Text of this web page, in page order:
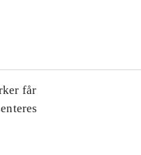
får